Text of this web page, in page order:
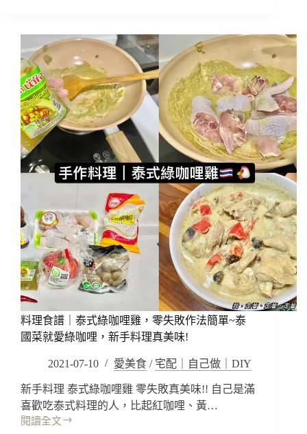
~
即
時
料
理/
拆
開
即
食/
餐
化
吃
不
膩
食
｜
記
得
辣，
麻
辣
臭
豆
腐
大
腸，
麻
辣
鍋
濃
郁
湯
底
好
好
下
飯!!
牛
料理食譜｜泰式綠咖哩雞，零失敗作法簡單~泰
國菜就愛綠咖哩，新手料理真美味!
2021-07-10 愛美食 / 宅配｜自己做｜DIY
新手料理 泰式綠咖哩雞 零失敗真美味!! 自己是滿
喜歡吃泰式料理的人，比起紅咖哩、黃…
閱讀全文
料